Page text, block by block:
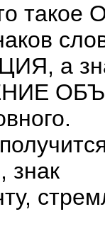
такое
а
знак